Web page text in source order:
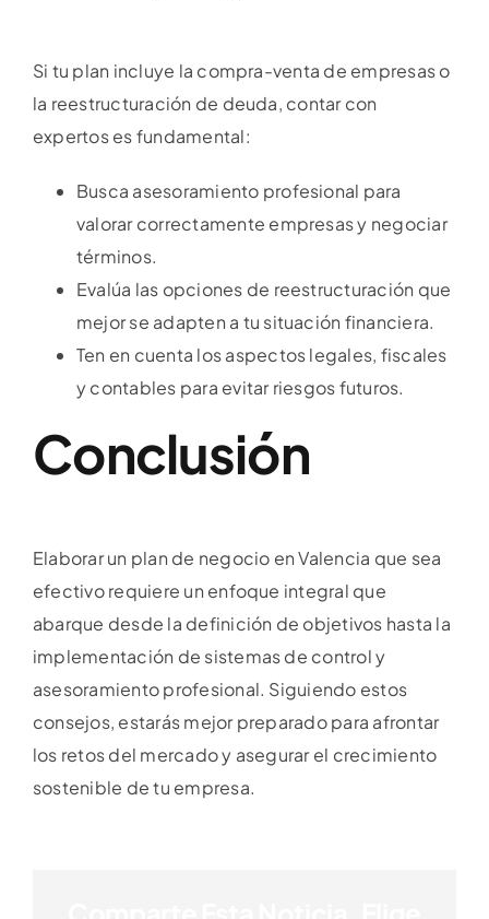
Si tu plan incluye la compra-venta de empresas o
la reestructuración de deuda, contar con
expertos es fundamental:
Busca asesoramiento profesional para
valorar correctamente empresas y negociar
términos.
Evalúa las opciones de reestructuración que
mejor se adapten a tu situación financiera.
Ten en cuenta los aspectos legales, fiscales
y contables para evitar riesgos futuros.
Conclusión
Elaborar un plan de negocio en Valencia que sea
efectivo requiere un enfoque integral que
abarque desde la definición de objetivos hasta la
implementación de sistemas de control y
asesoramiento profesional. Siguiendo estos
consejos, estarás mejor preparado para afrontar
los retos del mercado y asegurar el crecimiento
sostenible de tu empresa.